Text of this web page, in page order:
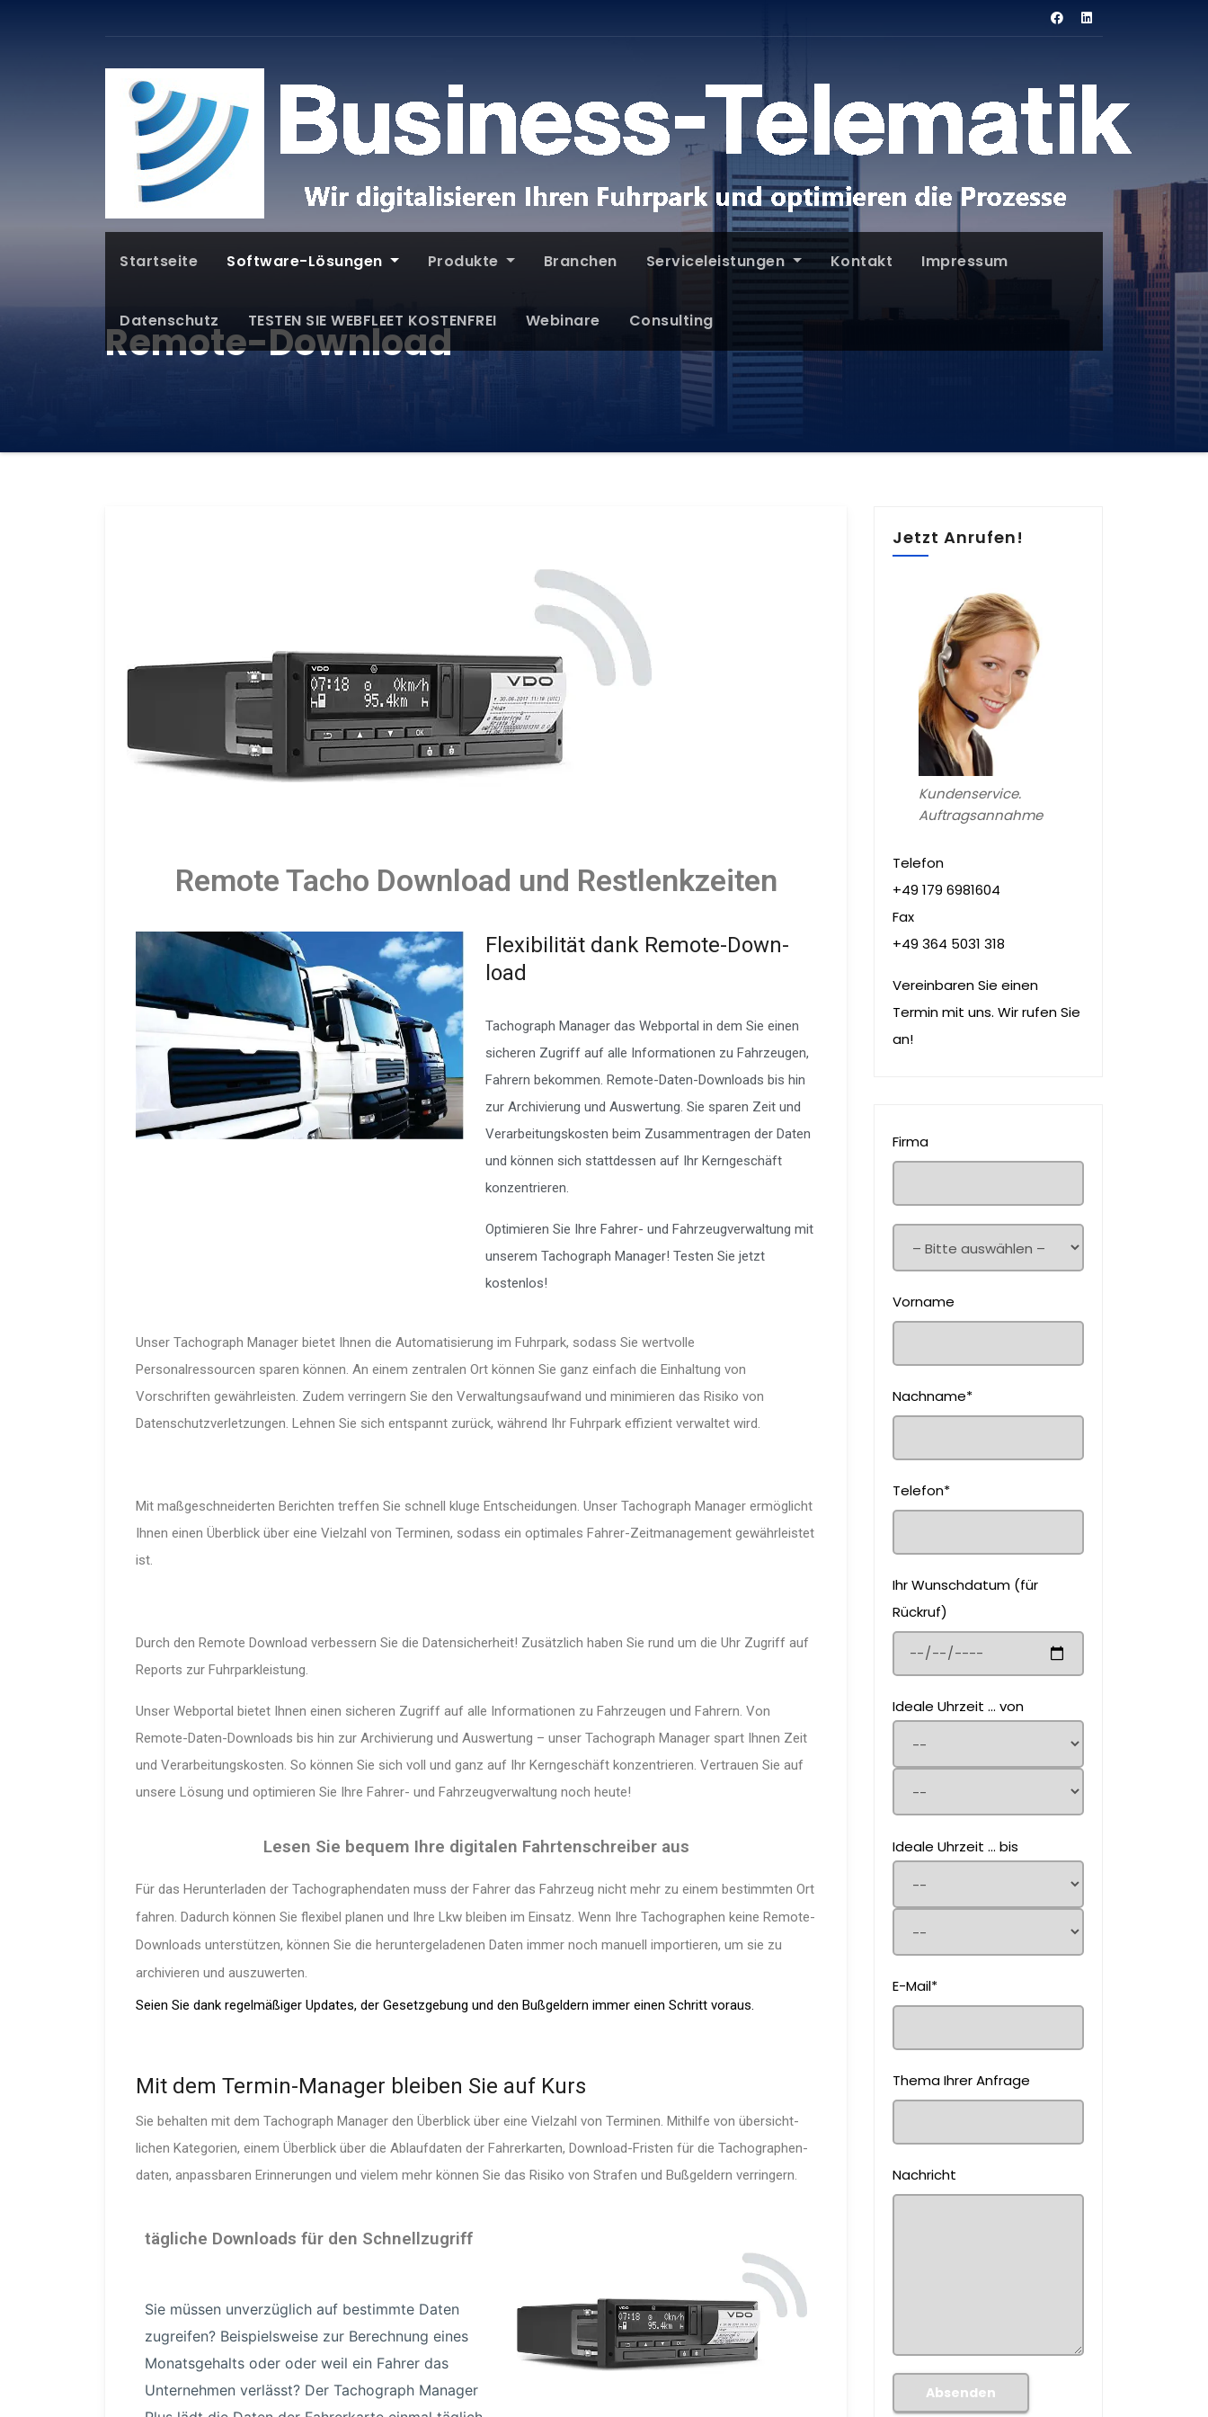
Startseite Software-Lösungen Produkte Branchen Serviceleistungen Kontakt Impressum
Datenschutz TESTEN SIE WEBFLEET KOSTENFREI Webinare Consulting
Remote-Down­load
Remote Tacho Download und Restlenkzeiten
Flexi­bi­lität dank Remote-Down­
load
Tachograph Manager das Webportal in dem Sie einen
sicheren Zugriff auf alle Informationen zu Fahrzeugen,
Fahrern bekommen. Remote-Daten-Downloads bis hin
zur Archivierung und Auswertung. Sie sparen Zeit und
Verarbeitungskosten beim Zusammentragen der Daten
und können sich stattdessen auf Ihr Kerngeschäft
konzentrieren.
Optimieren Sie Ihre Fahrer- und Fahrzeugverwaltung mit
unserem Tachograph Manager! Testen Sie jetzt
kostenlos!
Unser Tachograph Manager bietet Ihnen die Automatisierung im Fuhrpark, sodass Sie wertvolle
Personalressourcen sparen können. An einem zentralen Ort können Sie ganz einfach die Einhaltung von
Vorschriften gewährleisten. Zudem verringern Sie den Verwaltungsaufwand und minimieren das Risiko von
Datenschutzverletzungen. Lehnen Sie sich entspannt zurück, während Ihr Fuhrpark effizient verwaltet wird.
Mit maßgeschneiderten Berichten treffen Sie schnell kluge Entscheidungen. Unser Tachograph Manager ermöglicht
Ihnen einen Überblick über eine Vielzahl von Terminen, sodass ein optimales Fahrer-Zeitmanagement gewährleistet
ist.
Durch den Remote Download verbessern Sie die Datensicherheit! Zusätzlich haben Sie rund um die Uhr Zugriff auf
Reports zur Fuhrparkleistung.
Unser Webportal bietet Ihnen einen sicheren Zugriff auf alle Informationen zu Fahrzeugen und Fahrern. Von
Remote-Daten-Downloads bis hin zur Archivierung und Auswertung – unser Tachograph Manager spart Ihnen Zeit
und Verarbeitungskosten. So können Sie sich voll und ganz auf Ihr Kerngeschäft konzentrieren. Vertrauen Sie auf
unsere Lösung und optimieren Sie Ihre Fahrer- und Fahrzeugverwaltung noch heute!
Lesen Sie bequem Ihre digitalen Fahrtenschreiber aus
Für das Herun­ter­laden der Tacho­gra­phen­daten muss der Fahrer das Fahrzeug nicht mehr zu einem bestimmten Ort
fahren. Dadurch können Sie flexibel planen und Ihre Lkw bleiben im Einsatz. Wenn Ihre Tacho­graphen keine Remote-
Down­loads unter­stützen, können Sie die herun­ter­ge­la­denen Daten immer noch manuell importieren, um sie zu
archivieren und auszuwerten.
Seien Sie dank regelmäßiger Updates, der Gesetzgebung und den Bußgeldern immer einen Schritt voraus.
Mit dem Termin-Ma­nager bleiben Sie auf Kurs
Sie behalten mit dem Tachograph Manager den Überblick über eine Vielzahl von Terminen. Mithilfe von übersicht­
lichen Kategorien, einem Überblick über die Ablaufdaten der Fahrer­karten, Download-Fristen für die Tacho­gra­phen­
daten, anpassbaren Erinne­rungen und vielem mehr können Sie das Risiko von Strafen und Bußgeldern verringern.
tägliche Downloads für den Schnell­zu­griff
Sie müssen unver­züglich auf bestimmte Daten
zugreifen? Beispiels­weise zur Berechnung eines
Monats­ge­halts oder oder weil ein Fahrer das
Unternehmen verlässt? Der Tachograph Manager
Jetzt Anrufen!
Kundenservice.
Auftragsannahme
Telefon
+49 179 6981604
Fax
+49 364 5031 318
Vereinbaren Sie einen
Termin mit uns. Wir rufen Sie
an!
Firma
Vorname
Nachname*
Telefon*
Ihr Wunschdatum (für
Rückruf)
Ideale Uhrzeit ... von
Ideale Uhrzeit ... bis
E-Mail*
Thema Ihrer Anfrage
Nachricht